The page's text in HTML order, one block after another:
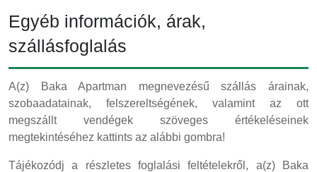
Egyéb információk, árak,
szállásfoglalás
A(z) Baka Apartman megnevezésű szállás árainak,
szobaadatainak, felszereltségének, valamint az ott
megszállt vendégek szöveges értékeléseinek
megtekintéséhez kattints az alábbi gombra!
Tájékozódj a részletes foglalási feltételekről, a(z) Baka